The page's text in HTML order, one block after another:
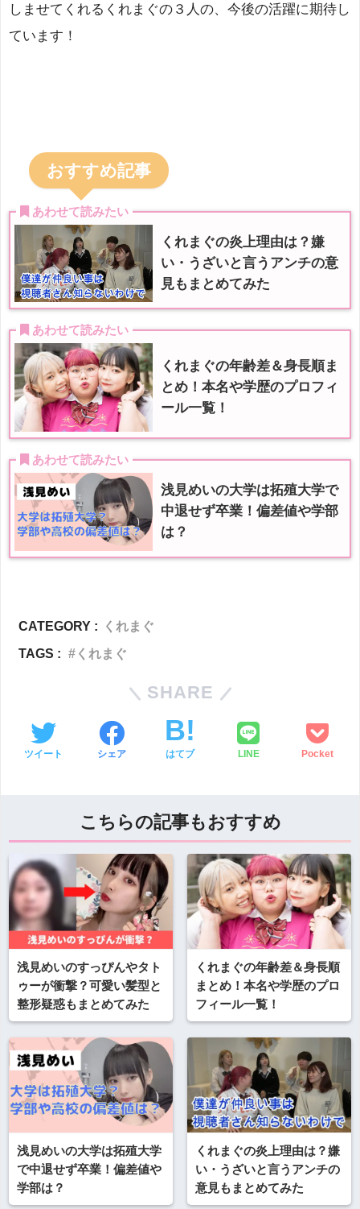
しませてくれるくれまぐの３人の、今後の活躍に期待し
ています！
おすすめ記事
あわせて読みたい
くれまぐの炎上理由は？嫌
い・うざいと言うアンチの意
見もまとめてみた
あわせて読みたい
くれまぐの年齢差＆身長順ま
とめ！本名や学歴のプロフィ
ール一覧！
あわせて読みたい
浅見めいの大学は拓殖大学で
中退せず卒業！偏差値や学部
は？
CATEGORY :
くれまぐ
TAGS :
くれまぐ
SHARE
ツイート シェア はてブ LINE Pocket
こちらの記事もおすすめ
浅見めいのすっぴんやタト
ゥーが衝撃？可愛い髪型と
整形疑惑もまとめてみた
くれまぐの年齢差＆身長順
まとめ！本名や学歴のプロ
フィール一覧！
浅見めいの大学は拓殖大学
で中退せず卒業！偏差値や
学部は？
くれまぐの炎上理由は？嫌
い・うざいと言うアンチの
意見もまとめてみた